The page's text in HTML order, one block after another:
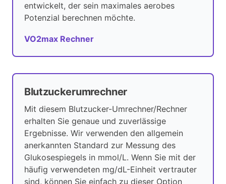
entwickelt, der sein maximales aerobes
Potenzial berechnen möchte.
VO2max Rechner
Blutzuckerumrechner
Mit diesem Blutzucker-Umrechner/Rechner
erhalten Sie genaue und zuverlässige
Ergebnisse. Wir verwenden den allgemein
anerkannten Standard zur Messung des
Glukosespiegels in mmol/L. Wenn Sie mit der
häufig verwendeten mg/dL-Einheit vertrauter
sind, können Sie einfach zu dieser Option